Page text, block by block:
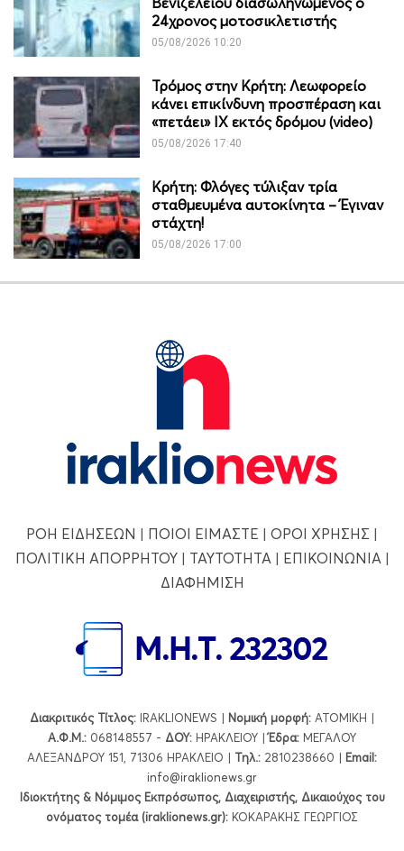
24χρονος μοτοσικλετιστής
05/08/2026 10:20
Τρόμος στην Κρήτη: Λεωφορείο
κάνει επικίνδυνη προσπέραση και
«πετάει» ΙΧ εκτός δρόμου (video)
05/08/2026 17:40
Κρήτη: Φλόγες τύλιξαν τρία
σταθμευμένα αυτοκίνητα – Έγιναν
στάχτη!
05/08/2026 17:00
ΡΟΗ ΕΙΔΗΣΕΩΝ | ΠΟΙΟΙ ΕΙΜΑΣΤΕ | ΟΡΟΙ ΧΡΗΣΗΣ |
ΠΟΛΙΤΙΚΗ ΑΠΟΡΡΗΤΟΥ| ΤΑΥΤΟΤΗΤΑ| ΕΠΙΚΟΙΝΩΝΙΑ|
ΔΙΑΦΗΜΙΣΗ
Διακριτικός Τίτλος: IRAKLIONEWS | Νομική μορφή: ΑΤΟΜΙΚΗ |
Α.Φ.Μ.: 068148557 - ΔΟΥ: ΗΡΑΚΛΕΙΟΥ |Έδρα: ΜΕΓΑΛΟΥ
ΑΛΕΞΑΝΔΡΟΥ 151, 71306 ΗΡΑΚΛΕΙΟ | Τηλ.: 2810238660 | Εmail:
info@iraklionews.gr
Ιδιοκτήτης & Νόμιμος Εκπρόσωπος, Διαχειριστής, Δικαιούχος του
ονόματος τομέα (iraklionews.gr): ΚΟΚΑΡΑΚΗΣ ΓΕΩΡΓΙΟΣ